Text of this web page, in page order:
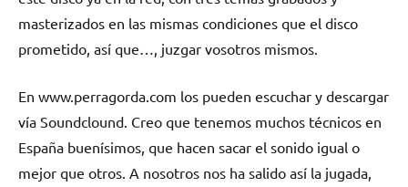
masterizados en las mismas condiciones que el disco
prometido, así que…, juzgar vosotros mismos.
En www.perragorda.com los pueden escuchar y descargar
vía Soundclound. Creo que tenemos muchos técnicos en
España buenísimos, que hacen sacar el sonido igual o
mejor que otros. A nosotros nos ha salido así la jugada,